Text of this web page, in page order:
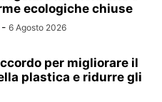
ecologiche chiuse
- 6 Agosto 2026
per migliorare il
plastica e ridurre gli